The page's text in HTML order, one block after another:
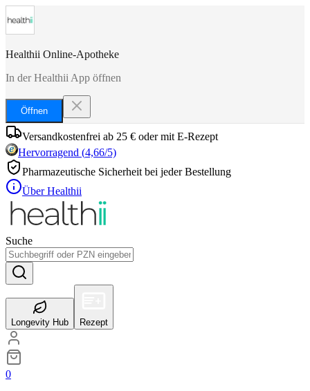
Healthii Online-Apotheke
In der Healthii App öffnen
Öffnen
Versandkostenfrei ab 25 € oder mit E-Rezept
Hervorragend (4,66/5)
Pharmazeutische Sicherheit bei jeder Bestellung
Über Healthii
Suche
Longevity Hub Rezept
0